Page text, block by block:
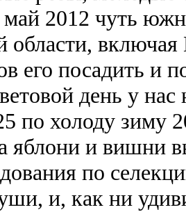
2012 чуть
области,
его посадить и
день у нас
по холоду зиму
яблони и вишни
по
и, как ни